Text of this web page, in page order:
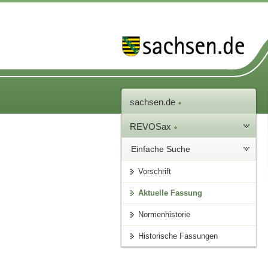
sachsen.de
REVOSax
Einfache Suche
Vorschrift
Aktuelle Fassung
Normenhistorie
Historische Fassungen